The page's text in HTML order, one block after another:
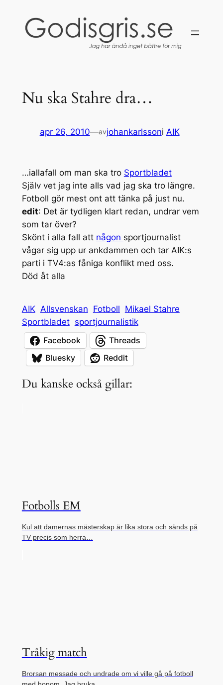
innehåll
Nu ska Stahre dra…
apr 26, 2010—avjohankarlssoni AIK
…iallafall om man ska tro Sportbladet
Själv vet jag inte alls vad jag ska tro längre.
Fotboll gör mest ont att tänka på just nu.
edit: Det är tydligen klart redan, undrar vem
som tar över?
Skönt i alla fall att någon sportjournalist
vågar sig upp ur ankdammen och tar AIK:s
parti i TV4:as fåniga konflikt med oss.
Död åt alla
AIK Allsvenskan Fotboll Mikael Stahre
Sportbladet sportjournalistik
Facebook
Threads
Bluesky
Reddit
Du kanske också gillar:
Fotbolls EM
Kul att damernas mästerskap är lika stora och sänds på
TV precis som herra…
Tråkig match
Brorsan messade och undrade om vi ville gå på fotboll